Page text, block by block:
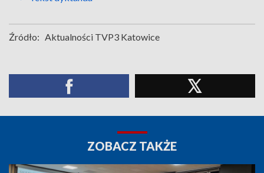
Źródło: Aktualności TVP3 Katowice
ZOBACZ TAKŻE